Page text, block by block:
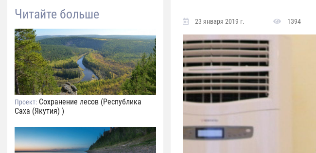
Читайте больше
Проект: Сохранение лесов (Республика
Саха (Якутия) )
23 января 2019 г. 1394